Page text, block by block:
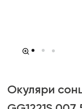
Окуляри